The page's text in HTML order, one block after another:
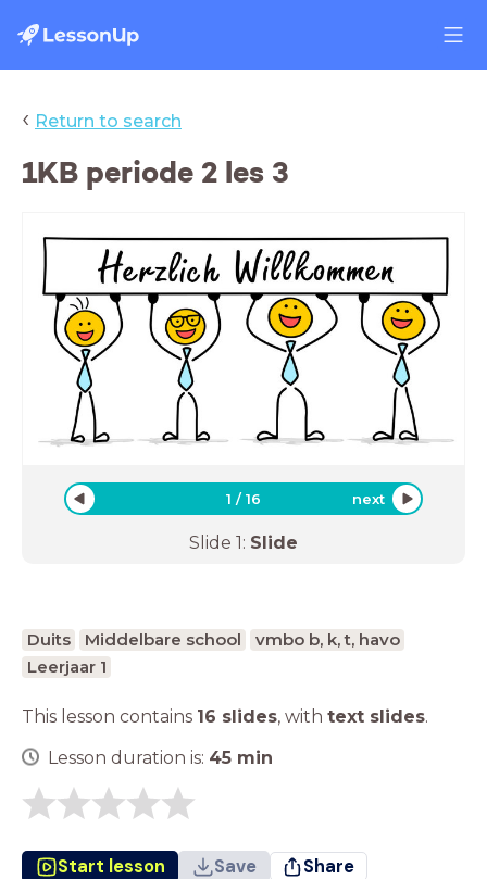
‹ Return to search
1KB periode 2 les 3
1 /16 next
Slide 1: Slide
Duits Middelbare school
vmbo b, k, t, havo
Leerjaar 1
This lesson contains 16 slides, with text slides.
Lesson duration is: 45 min
Start lesson Save Share